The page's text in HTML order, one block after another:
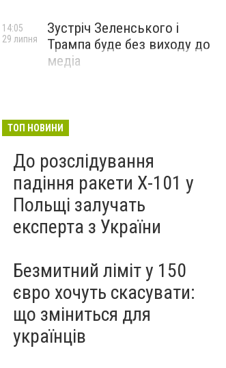
Зустріч Зеленського і
Трампа буде без виходу до
медіа
14:05
29 липня
ТОП НОВИНИ
До розслідування
падіння ракети Х-101 у
Польщі залучать
експерта з України
Безмитний ліміт у 150
євро хочуть скасувати:
що зміниться для
українців